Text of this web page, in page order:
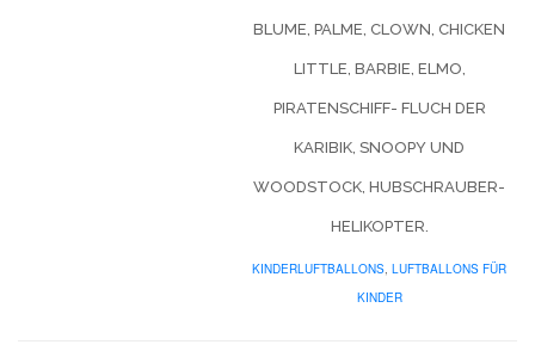
BLUME, PALME, CLOWN, CHICKEN
LITTLE, BARBIE, ELMO,
PIRATENSCHIFF- FLUCH DER
KARIBIK, SNOOPY UND
WOODSTOCK, HUBSCHRAUBER-
HELIKOPTER.
KINDERLUFTBALLONS,LUFTBALLONS FÜR
KINDER